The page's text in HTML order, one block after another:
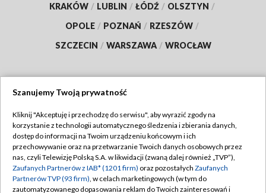
KRAKÓW / LUBLIN / ŁÓDŹ / OLSZTYN /
OPOLE / POZNAŃ / RZESZÓW /
SZCZECIN / WARSZAWA / WROCŁAW
TVP
Abonament TVP
Emisja w TVP
Centrum informacji TVP
Regulamin TVP
Polityka prywatności
Moje zgody
Szanujemy Twoją prywatność
Kliknij "Akceptuję i przechodzę do serwisu", aby wyrazić zgody na
korzystanie z technologii automatycznego śledzenia i zbierania danych,
dostęp do informacji na Twoim urządzeniu końcowym i ich
przechowywanie oraz na przetwarzanie Twoich danych osobowych przez
nas, czyli Telewizję Polską S.A. w likwidacji (zwaną dalej również „TVP”),
Zaufanych Partnerów z IAB* (1201 firm) oraz pozostałych Zaufanych
Partnerów TVP (93 firm), w celach marketingowych (w tym do
zautomatyzowanego dopasowania reklam do Twoich zainteresowań i